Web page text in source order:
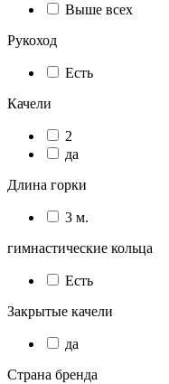
Выше всех
Рукоход
Есть
Качели
2
да
Длина горки
3 м.
гимнастические кольца
Есть
Закрытые качели
да
Страна бренда